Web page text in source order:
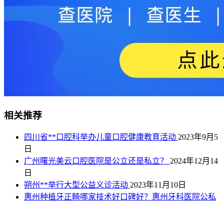
相关推荐
四川省**口腔科举办儿童口腔健康教育活动 2023年9月5
日
广州曙光美云口腔医院是公立还是私立？ 2024年12月14
日
朔州**举行大型公益义诊活动 2023年11月10日
惠州种植牙正畸哪家技术好口碑好？惠州牙科医院公私